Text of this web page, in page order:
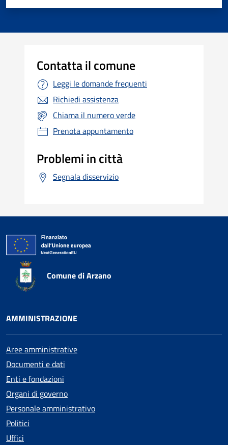
Contatta il comune
Leggi le domande frequenti
Richiedi assistenza
Chiama il numero verde
Prenota appuntamento
Problemi in città
Segnala disservizio
Comune di Arzano
AMMINISTRAZIONE
Aree amministrative
Documenti e dati
Enti e fondazioni
Organi di governo
Personale amministrativo
Politici
Uffici